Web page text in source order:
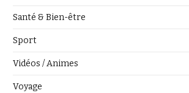
Santé & Bien-être
Sport
Vidéos / Animes
Voyage